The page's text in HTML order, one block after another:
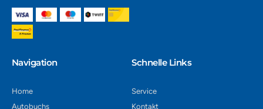
Navigation​
Home
Autobuchs
Schnelle Links
Service
Kontakt